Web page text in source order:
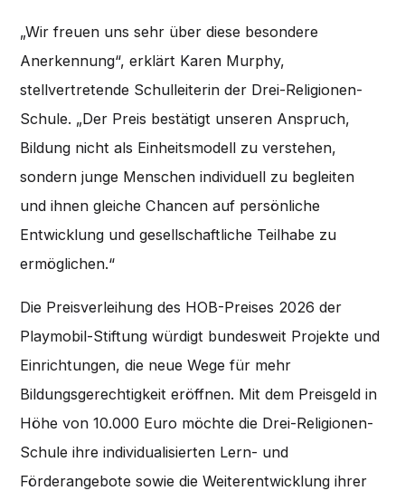
„Wir freuen uns sehr über diese besondere
Anerkennung“, erklärt Karen Murphy,
stellvertretende Schulleiterin der Drei-Religionen-
Schule. „Der Preis bestätigt unseren Anspruch,
Bildung nicht als Einheitsmodell zu verstehen,
sondern junge Menschen individuell zu begleiten
und ihnen gleiche Chancen auf persönliche
Entwicklung und gesellschaftliche Teilhabe zu
ermöglichen.“
Die Preisverleihung des HOB-Preises 2026 der
Playmobil-Stiftung würdigt bundesweit Projekte und
Einrichtungen, die neue Wege für mehr
Bildungsgerechtigkeit eröffnen. Mit dem Preisgeld in
Höhe von 10.000 Euro möchte die Drei-Religionen-
Schule ihre individualisierten Lern- und
Förderangebote sowie die Weiterentwicklung ihrer